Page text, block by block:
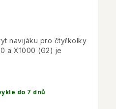
do 7 dnů
navijáku pro čtyřkolky
a X1000 (G2) je